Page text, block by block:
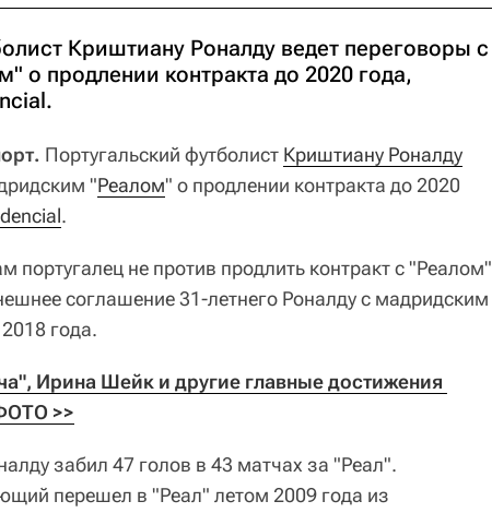
Криштиану Роналду ведет переговоры с
о продлении контракта до 2020 года,
Португальский футболист Криштиану Роналду
"Реалом" о продлении контракта до 2020
.
португалец не против продлить контракт с "Реалом"
соглашение 31-летнего Роналду с мадридским
года.
Ирина Шейк и другие главные достижения
>>
забил 47 голов в 43 матчах за "Реал".
перешел в "Реал" летом 2009 года из